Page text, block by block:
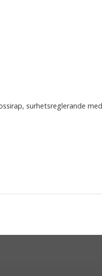
surhetsreglerande